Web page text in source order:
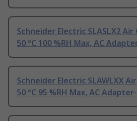
Schneider Electric SLASLX2
50 °C 100 %RH Max, AC
Schneider Electric SLAWLXX
50 °C 95 %RH Max, AC